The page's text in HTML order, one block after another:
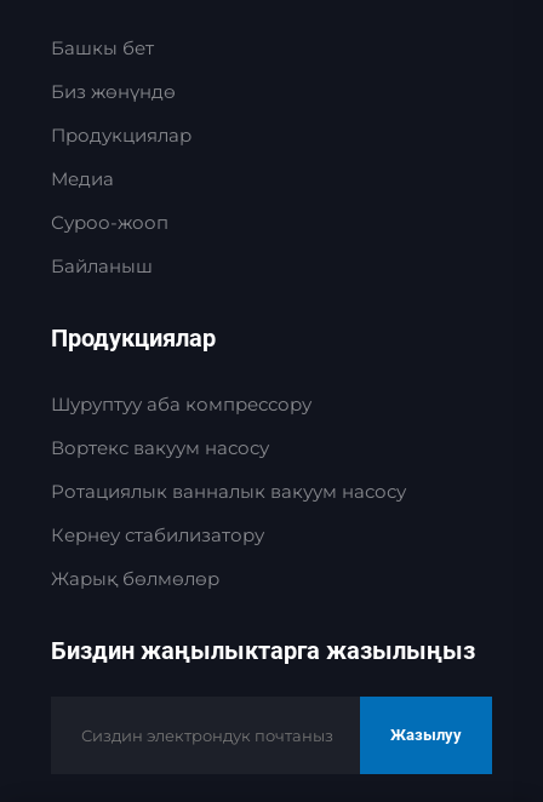
Башкы бет
Биз жөнүндө
Продукциялар
Медиа
Суроо-жооп
Байланыш
Продукциялар
Шуруптуу аба компрессору
Вортекс вакуум насосу
Ротациялык ванналык вакуум насосу
Кернеу стабилизатору
Жарық бөлмөлөр
Биздин жаңылыктарга жазылыңыз
Жазылуу